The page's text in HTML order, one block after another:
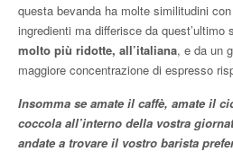
questa bevanda ha molte similitudini
ingredienti ma differisce da quest’ultimo
molto più ridotte, all’italiana, e da un
maggiore concentrazione di espresso
Insomma se amate il caffè, amate il
coccola all’interno della vostra
andate a trovare il vostro barista